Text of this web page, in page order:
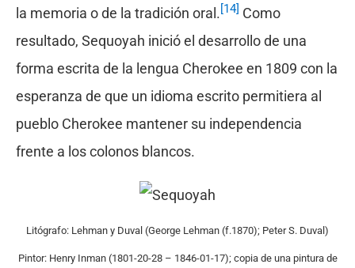
la memoria o de la tradición oral.[14] Como
resultado, Sequoyah inició el desarrollo de una
forma escrita de la lengua Cherokee en 1809 con la
esperanza de que un idioma escrito permitiera al
pueblo Cherokee mantener su independencia
frente a los colonos blancos.
Litógrafo: Lehman y Duval (George Lehman (f.1870); Peter S. Duval)
Pintor: Henry Inman (1801-20-28 – 1846-01-17); copia de una pintura de